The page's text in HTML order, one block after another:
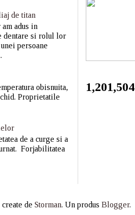
de titan
adus in
dentare si rolul lor
persoane
obisnuita,
Proprietatile
de a curge si a
Forjabilitatea
1,201,504
de Storman. Un produs Blogger.